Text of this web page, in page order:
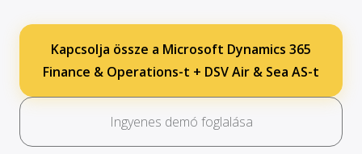
Kapcsolja össze a Microsoft Dynamics 365
Finance & Operations-t + DSV Air & Sea AS-t
Ingyenes demó foglalása